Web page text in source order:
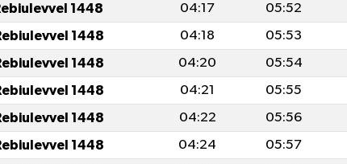
1448 04:17 05:52
1448 04:18 05:53
1448 04:20 05:54
1448 04:21 05:55
1448 04:22 05:56
1448 04:24 05:57